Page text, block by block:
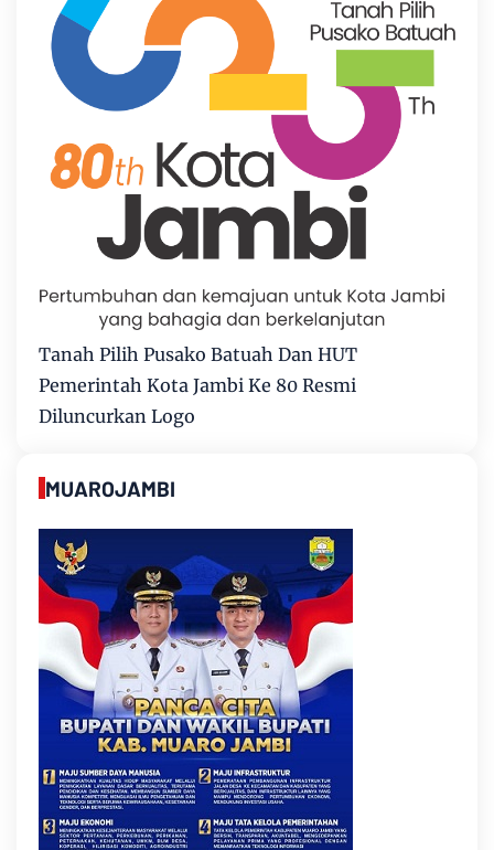
Tanah Pilih Pusako Batuah Dan HUT
Pemerintah Kota Jambi Ke 80 Resmi
Diluncurkan Logo
MUAROJAMBI